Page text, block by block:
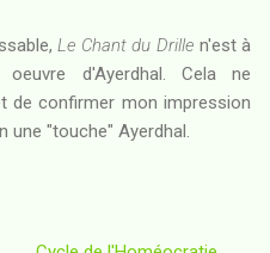
Le Chant du Drille n'est à
d'Ayerdhal. Cela ne
de confirmer mon impression
une "touche" Ayerdhal.